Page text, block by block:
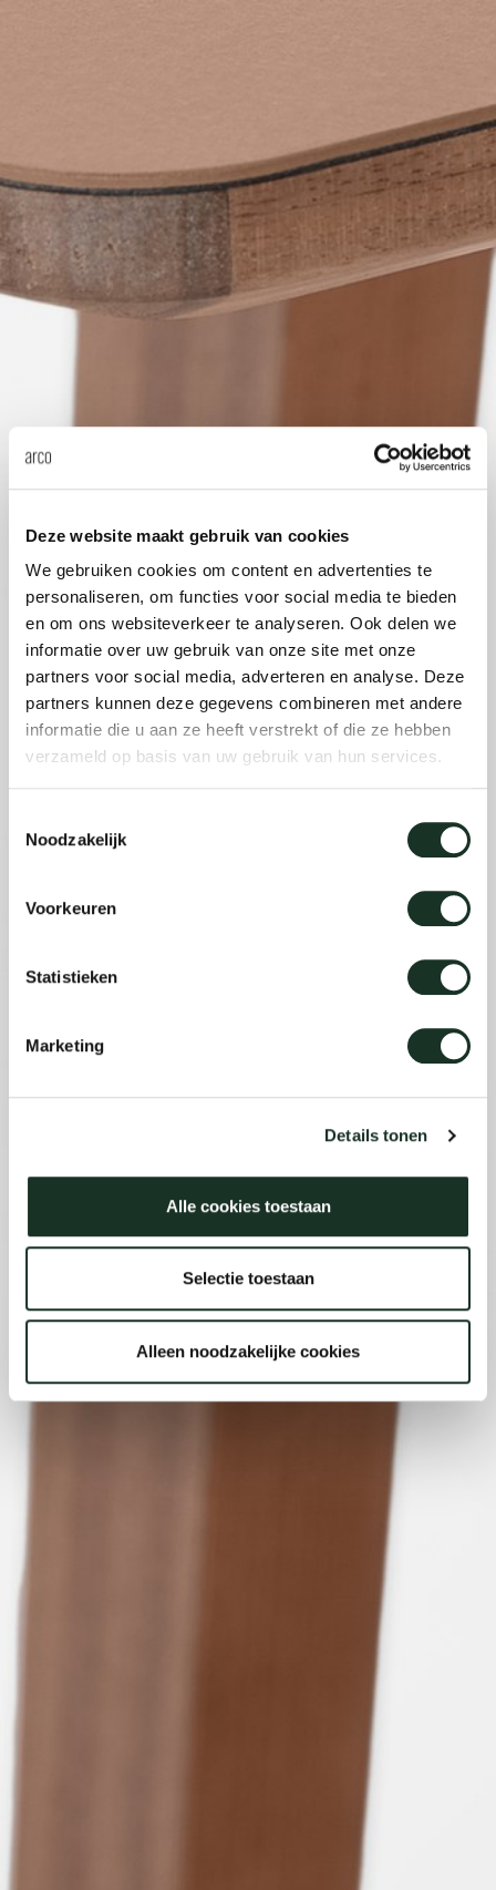
Deze website maakt gebruik van cookies
We gebruiken cookies om content en advertenties te
personaliseren, om functies voor social media te bieden
en om ons websiteverkeer te analyseren. Ook delen we
informatie over uw gebruik van onze site met onze
partners voor social media, adverteren en analyse. Deze
partners kunnen deze gegevens combineren met andere
informatie die u aan ze heeft verstrekt of die ze hebben
verzameld op basis van uw gebruik van hun services.
Noodzakelijk
Voorkeuren
Statistieken
Marketing
Details tonen
Alle cookies toestaan
Selectie toestaan
Alleen noodzakelijke cookies